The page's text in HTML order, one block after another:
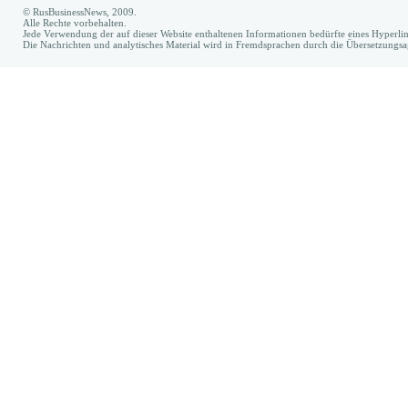
© RusBusinessNews, 2009.
Alle Rechte vorbehalten.
Jede Verwendung der auf dieser Website enthaltenen Informationen bedürfte eines
Die Nachrichten und analytisches Material wird in Fremdsprachen durch die